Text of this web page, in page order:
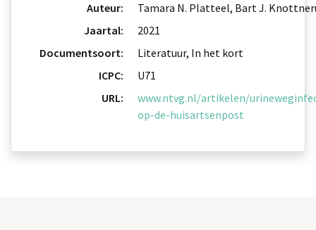
Auteur:
Tamara N. Platteel, Bart J.
Jaartal:
2021
Documentsoort:
Literatuur, In het kort
ICPC:
U71
URL:
www.ntvg.nl/artikelen/
op-de-huisartsenpost